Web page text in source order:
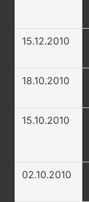
15.12.2010
18.10.2010
15.10.2010
02.10.2010